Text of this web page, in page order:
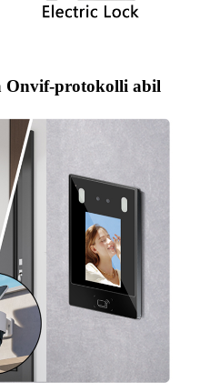
Onvif-protokolli abil